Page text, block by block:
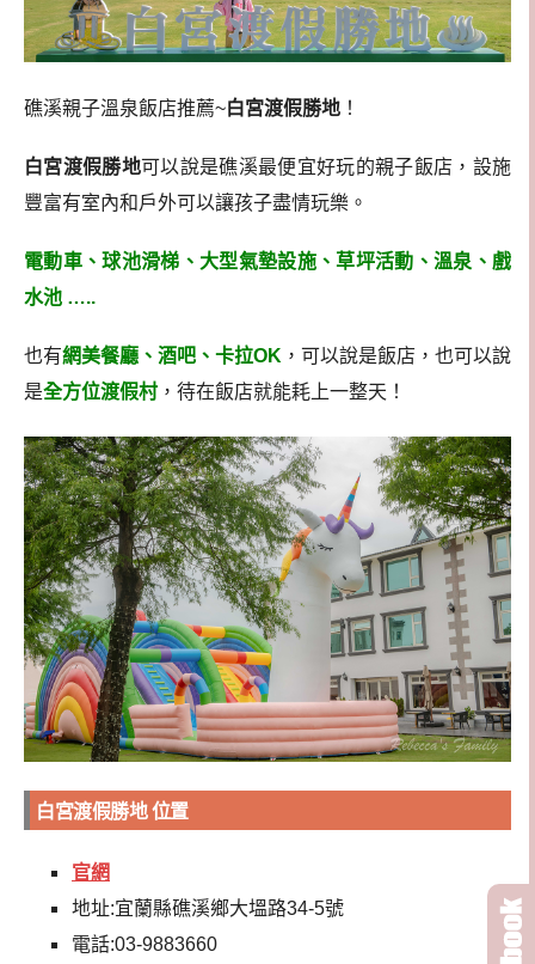
礁溪親子溫泉飯店推薦~ 白宮渡假勝地 ！
白宮渡假勝地可以說是礁溪最便宜好玩的親子飯店，設施
豐富有室內和戶外可以讓孩子盡情玩樂。
電動車、球池滑梯、大型氣墊設施、草坪活動、溫泉、戲
水池 …..
也有網美餐廳、酒吧、卡拉OK ，可以說是飯店，也可以說
是全方位渡假村，待在飯店就能耗上一整天！
白宮渡假勝地 位置
官網
地址:宜蘭縣礁溪鄉大塭路34-5號
電話:03-9883660